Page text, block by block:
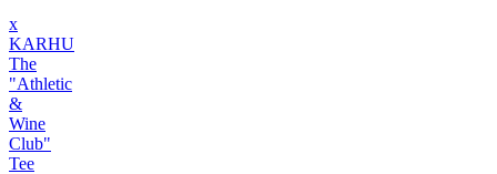
x
KARHU
The
"Athletic
&
Wine
Club"
Tee